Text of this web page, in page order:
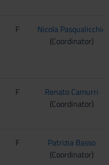
F
Nicola Pasqualicchio
(Coordinator)
F
Renato Camurri
(Coordinator)
F
Patrizia Basso
(Coordinator)